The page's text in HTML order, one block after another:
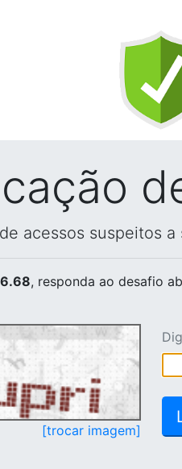
acessos suspeitos
, responda ao desafio
[trocar imagem]